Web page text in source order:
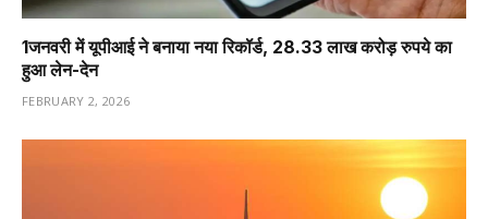
1️जनवरी में यूपीआई ने बनाया नया रिकॉर्ड, 28.33 लाख करोड़ रुपये का
हुआ लेन-देन
FEBRUARY 2, 2026